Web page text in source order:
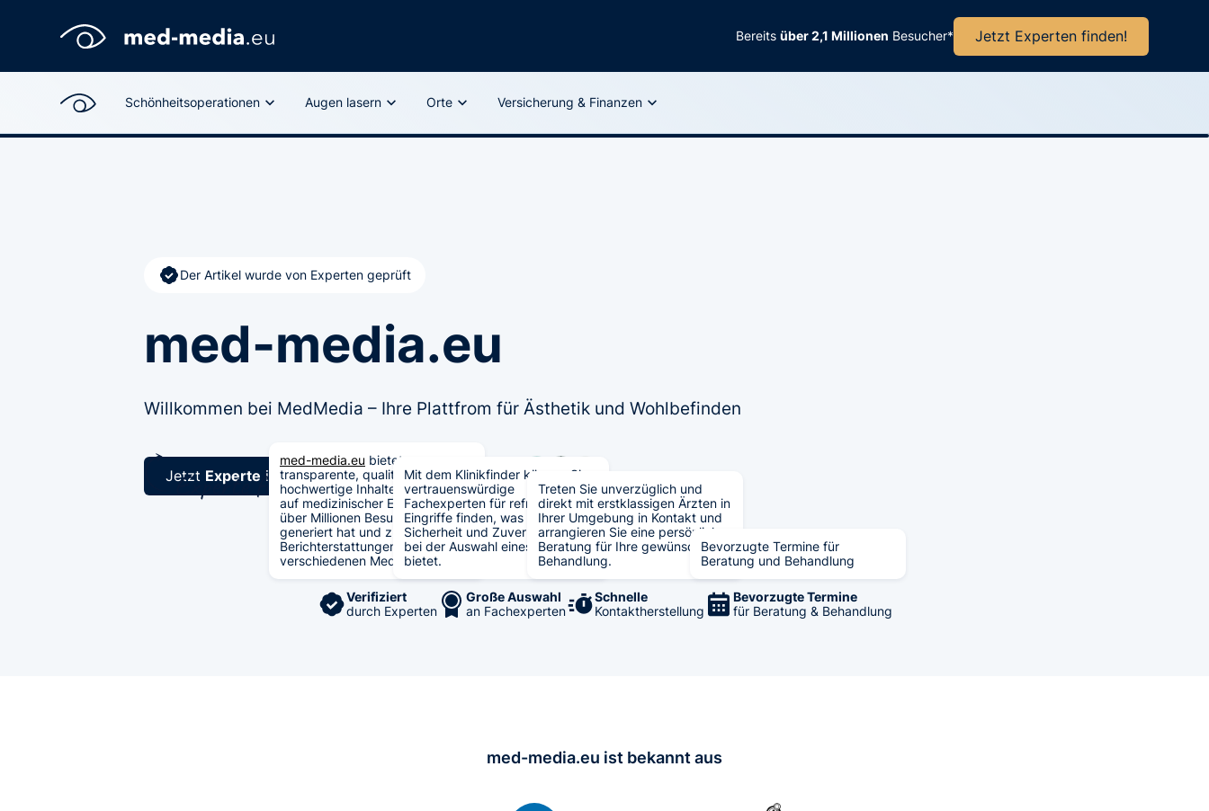
Bereits über 2,1 Millionen Besucher* Jetzt Experten finden!
Schönheitsoperationen Augen lasern Orte Versicherung & Finanzen
Der Artikel wurde von Experten geprüft
med-media.eu
Willkommen bei MedMedia – Ihre Plattfrom für Ästhetik und Wohlbefinden
Jetzt Experte inwenigen Sekundenfinden!
med-media.eu bietet
transparente, qualitativ
hochwertige Inhalte mit Fokus
auf medizinischer Expertise, was
über Millionen Besucher
generiert hat und zu
Berichterstattungen in
verschiedenen Medien führt.
Verifiziert
durch Experten
Mit dem Klinikfinder können Sie
vertrauenswürdige
Fachexperten für refraktive
Eingriffe finden, was Ihnen
Sicherheit und Zuverlässigkeit
bei der Auswahl eines Arztes
bietet.
Große Auswahl
an Fachexperten
Treten Sie unverzüglich und
direkt mit erstklassigen Ärzten in
Ihrer Umgebung in Kontakt und
arrangieren Sie eine persönliche
Beratung für Ihre gewünschte
Behandlung.
Schnelle
Kontaktherstellung
Bevorzugte Termine für
Beratung und Behandlung
Bevorzugte Termine
für Beratung & Behandlung
med-media.eu ist bekannt aus